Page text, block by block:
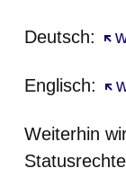
Deutsch:
Englisch:
Weiterhin